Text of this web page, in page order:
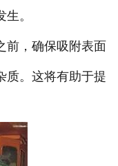
。
，确保吸附表面
质。这将有助于提